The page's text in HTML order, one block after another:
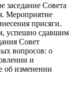
заседание Совета
Мероприятие
присяги.
успешно сдавшим
Совет
вопросов: о
и
об изменении